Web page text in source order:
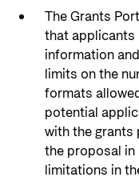
Presse og
Logo
Postjournal
Personvern
The Grants
that applicants
information
limits on the
formats
potential
with the grants
the proposal in
limitations in